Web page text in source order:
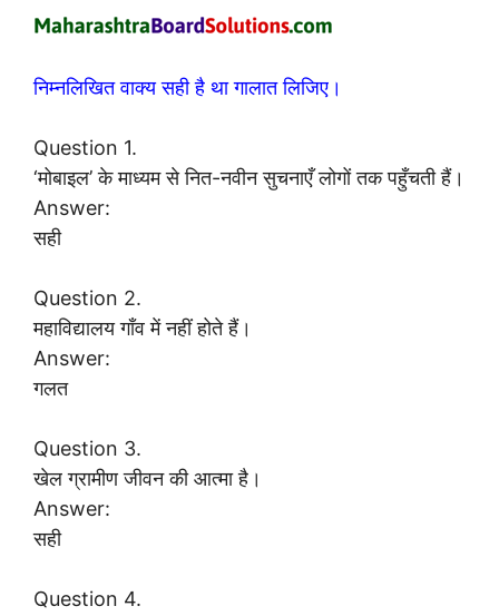
निम्नलिखित वाक्य सही है था गालात लिजिए।
Question 1.
‘मोबाइल’ के माध्यम से नित-नवीन सुचनाएँ लोगों तक पहुँचती हैं।
Answer:
सही
Question 2.
महाविद्यालय गाँव में नहीं होते हैं।
Answer:
गलत
Question 3.
खेल ग्रामीण जीवन की आत्मा है।
Answer:
सही
Question 4.